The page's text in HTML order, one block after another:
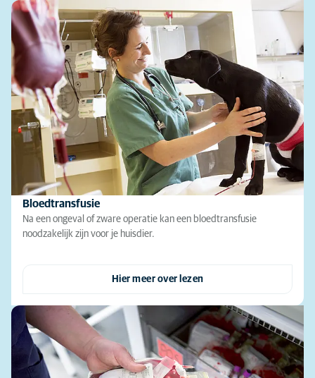
Bloedtransfusie
Na een ongeval of zware operatie kan een bloedtransfusie
noodzakelijk zijn voor je huisdier.
Hier meer over lezen